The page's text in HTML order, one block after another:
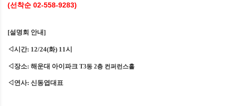
(선착순 02-558-9283)
[설명회 안내]
◁시간: 12/24(화) 11시
◁ 장소: 해운대 아이파크 T3동 2층 컨퍼런스홀
◁ 연사: 신동엽대표